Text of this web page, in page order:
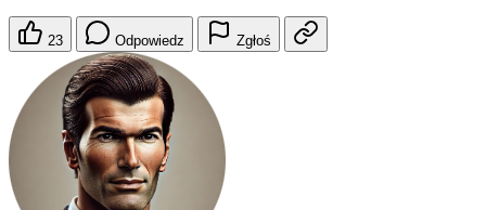
23 Odpowiedz Zgłoś